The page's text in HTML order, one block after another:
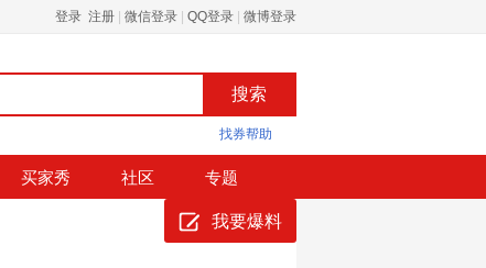
登录 注册 微信登录 QQ登录 微博登录
找券帮助
买家秀 社区 专题
我要爆料